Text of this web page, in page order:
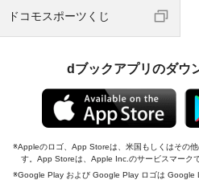
ドコモスポーツくじ
dブックアプリのダウ
Appleのロゴ、App Storeは、米国もしくはその
す。App Storeは、Apple Inc.のサービスマークで
Google Play および Google Play ロゴは Google